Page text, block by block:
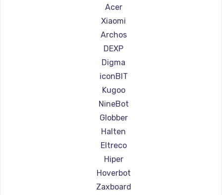
Ремонт самокатов Shorner
Ремонт самокатов Joyor
Ремонт самокатов Minimotors
Ремонт самокатов Bork
Ремонт самокатов Segway
Ремонт самокатов KIRIN
Acer
Xiaomi
Archos
DEXP
Digma
iconBIT
Kugoo
NineBot
Globber
Halten
Eltreco
Hiper
Hoverbot
Zaxboard